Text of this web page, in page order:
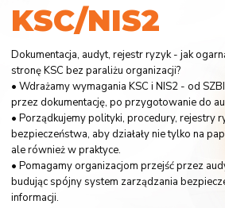
KSC/NIS2
Dokumentacja, audyt, rejestr ryzyk - jak
stronę KSC bez paraliżu organizacji?
• Wdrażamy wymagania KSC i NIS2 - od
przez dokumentację, po przygotowanie do
• Porządkujemy polityki, procedury, rejestry
bezpieczeństwa, aby działały nie tylko na
ale również w praktyce.
• Pomagamy organizacjom przejść przez
budując spójny system zarządzania
informacji.